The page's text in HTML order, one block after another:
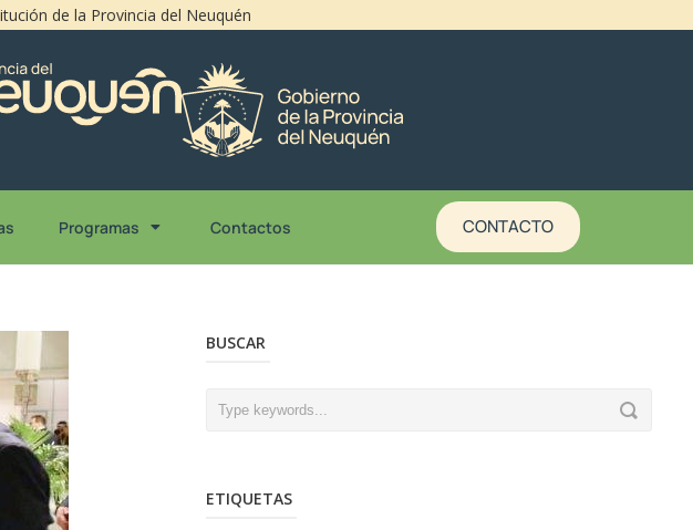
de la Provincia del Neuquén
Programas Contactos CONTACTO
BUSCAR
ETIQUETAS